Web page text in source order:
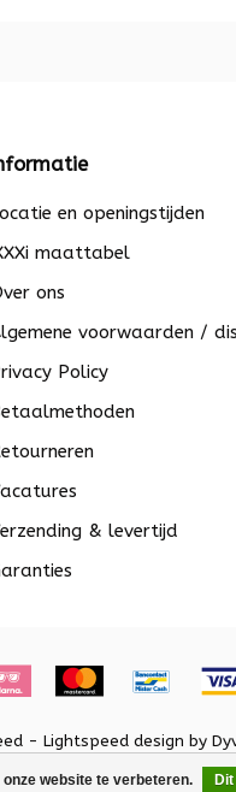
website te verbeteren.
en openingstijden
maattabel
ons
voorwaarden /
Policy
& levertijd
- Lightspeed design by